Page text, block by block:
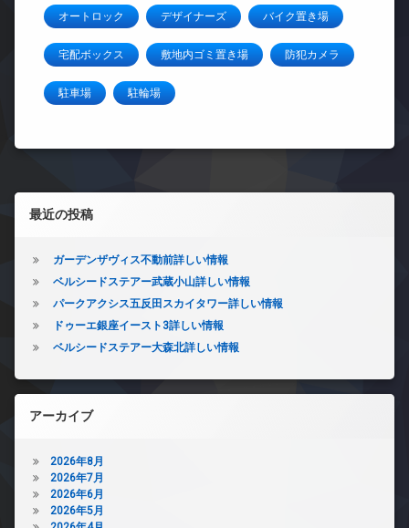
オートロック デザイナーズ バイク置き場
宅配ボックス 敷地内ゴミ置き場 防犯カメラ
駐車場 駐輪場
左サイドバー
最近の投稿
ガーデンザヴィス不動前詳しい情報
ベルシードステアー武蔵小山詳しい情報
パークアクシス五反田スカイタワー詳しい情報
ドゥーエ銀座イースト3詳しい情報
ベルシードステアー大森北詳しい情報
アーカイブ
2026年8月
2026年7月
2026年6月
2026年5月